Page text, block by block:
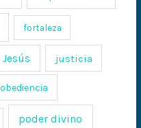
fortaleza
Jesús justicia
obediencia
poder divino